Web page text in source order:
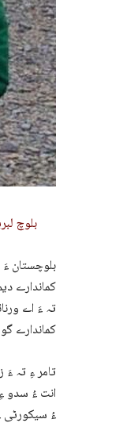
بلوچ
بلوچستان
کماندارے
تہ ءَ اے
کماندارے
تامر ءِ تہ
انت ءُ سدو
ءُ